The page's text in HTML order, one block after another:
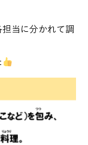
当に分かれて調